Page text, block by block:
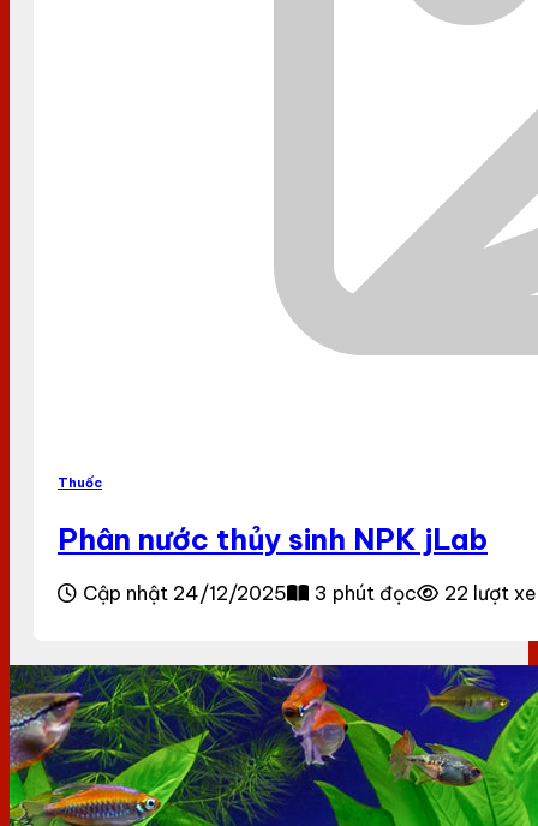
Thuốc
Phân nước thủy sinh NPK jLab
Cập nhật 24/12/2025 3 phút đọc 22 lượt